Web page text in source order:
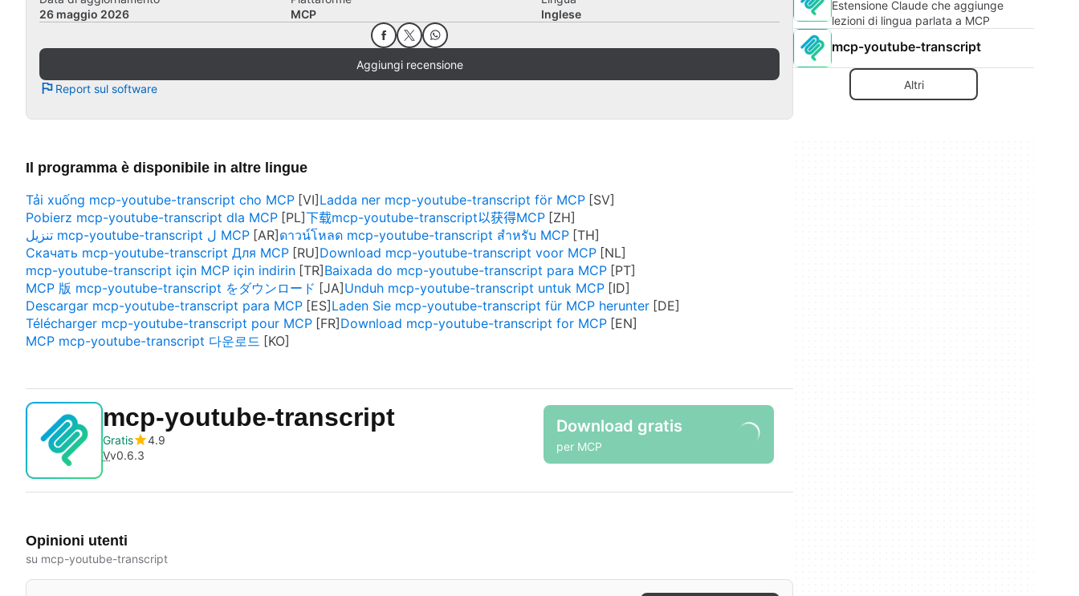
26 maggio 2026
MCP
Inglese
Aggiungi recensione
Report sul software
Il programma è disponibile in altre lingue
Tải xuống mcp-youtube-transcript cho MCP
Ladda ner mcp-youtube-transcript för MCP
Pobierz mcp-youtube-transcript dla MCP
下载mcp-youtube-transcript以获得MCP
تنزيل mcp-youtube-transcript ل MCP
ดาวน์โหลด mcp-youtube-transcript สำหรับ MCP
Скачать mcp-youtube-transcript Для MCP
Download mcp-youtube-transcript voor MCP
mcp-youtube-transcript için MCP için indirin
Baixada do mcp-youtube-transcript para MCP
MCP 版 mcp-youtube-transcript をダウンロード
Unduh mcp-youtube-transcript untuk MCP
Descargar mcp-youtube-transcript para MCP
Laden Sie mcp-youtube-transcript für MCP herunter
Télécharger mcp-youtube-transcript pour MCP
Download mcp-youtube-transcript for MCP
MCP mcp-youtube-transcript 다운로드
mcp-youtube-transcript
Gratis
4.9
Vv0.6.3
Download gratis
per MCP
Opinioni utenti
su mcp-youtube-transcript
Estensione Claude che aggiunge
lezioni di lingua parlata a MCP
mcp-youtube-transcript
Altri